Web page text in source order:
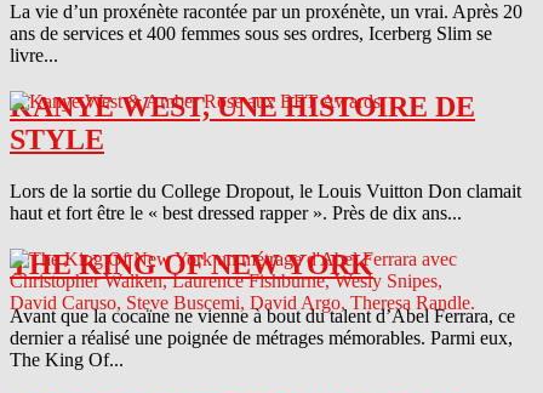
La vie d’un proxénète racontée par un proxénète, un vrai. Après 20
ans de services et 400 femmes sous ses ordres, Icerberg Slim se
livre...
KANYE WEST, UNE HISTOIRE DE
STYLE
Lors de la sortie du College Dropout, le Louis Vuitton Don clamait
haut et fort être le « best dressed rapper ». Près de dix ans...
THE KING OF NEW YORK
Avant que la cocaïne ne vienne à bout du talent d’Abel Ferrara, ce
dernier a réalisé une poignée de métrages mémorables. Parmi eux,
The King Of...